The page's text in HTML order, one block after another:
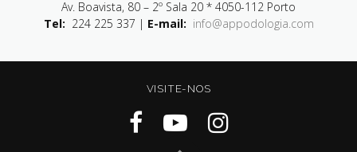
Av. Boavista, 80 – 2º Sala 20 * 4050-112 Porto
Tel: 224 225 337 | E-mail: info@appodologia.com
VISITE-NOS